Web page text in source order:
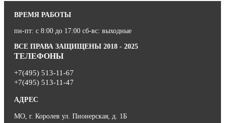
ВРЕМЯ РАБОТЫ
пн-пт: с 8:00 до 17:00 сб-вс: выходные
ВСЕ ПРАВА ЗАЩИЩЕНЫ 2018 - 2025
ТЕЛЕФОНЫ
+7(495) 513-11-67
+7(495) 513-11-47
АДРЕС
МО, г. Королев ул. Пионерская, д. 1Б